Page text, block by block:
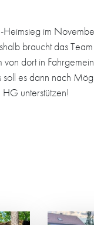
im
braucht das
von dort in
soll es dann nach
unterstützen!